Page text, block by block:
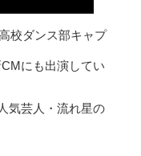
校ダンス部キャプ
にも出演してい
気芸人・流れ星の